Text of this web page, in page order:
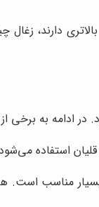
دارند،
ادامه به برخی از
استفاده
مناسب است.